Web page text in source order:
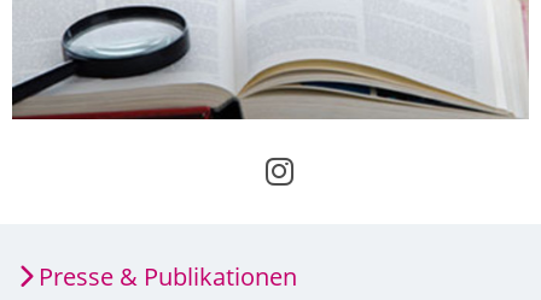
Presse & Publikationen